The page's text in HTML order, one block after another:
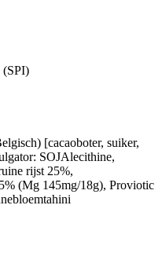
(SPI)
[cacaoboter, suiker,
SOJAlecithine,
rijst 25%,
(Mg 145mg/18g), Proviotic